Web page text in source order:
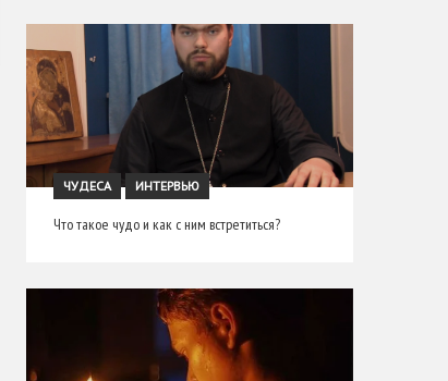
ЧУДЕСА ИНТЕРВЬЮ
Что такое чудо и как с ним встретиться?